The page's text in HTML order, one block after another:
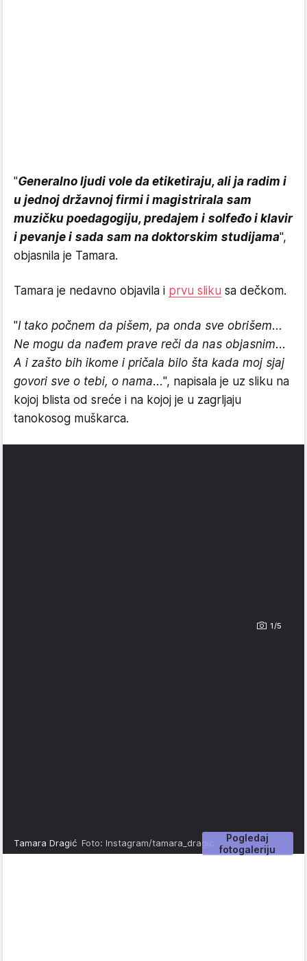
"Generalno ljudi vole da etiketiraju, ali ja radim i
u jednoj državnoj firmi i magistrirala sam
muzičku poedagogiju, predajem i solfeđo i klavir
i pevanje i sada sam na doktorskim studijama",
objasnila je Tamara.
Tamara je nedavno objavila i prvu sliku sa dečkom.
"I tako počnem da pišem, pa onda sve obrišem...
Ne mogu da nađem prave reči da nas objasnim...
A i zašto bih ikome i pričala bilo šta kada moj sjaj
govori sve o tebi, o nama...", napisala je uz sliku na
kojoj blista od sreće i na kojoj je u zagrljaju
tanokosog muškarca.
1/5
Pogledaj
fotogaleriju
Tamara Dragić Foto: Instagram/tamara_dragic